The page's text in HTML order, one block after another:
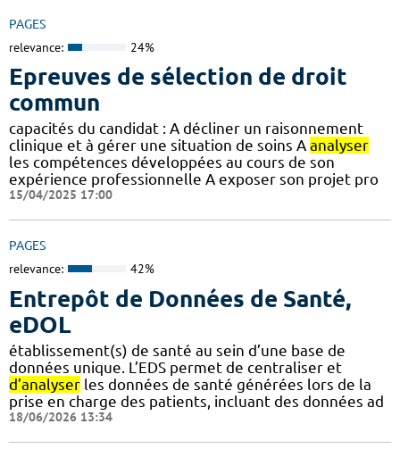
PAGES
relevance: 24%
Epreuves de sélection de droit
commun
capacités du candidat : A décliner un raisonnement
clinique et à gérer une situation de soins A analyser
les compétences développées au cours de son
expérience professionnelle A exposer son projet pro
15/04/2025 17:00
PAGES
relevance: 42%
Entrepôt de Données de Santé,
eDOL
établissement(s) de santé au sein d’une base de
données unique. L’EDS permet de centraliser et
d’analyser les données de santé générées lors de la
prise en charge des patients, incluant des données ad
18/06/2026 13:34